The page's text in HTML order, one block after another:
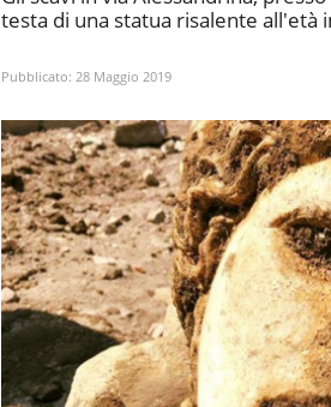
testa di una statua risalente all'età
Pubblicato: 28 Maggio 2019